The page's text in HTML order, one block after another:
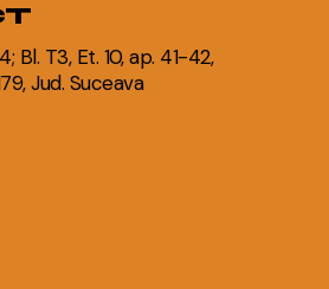
Bl. T3, Et. 10, ap. 41-42,
Jud. Suceava